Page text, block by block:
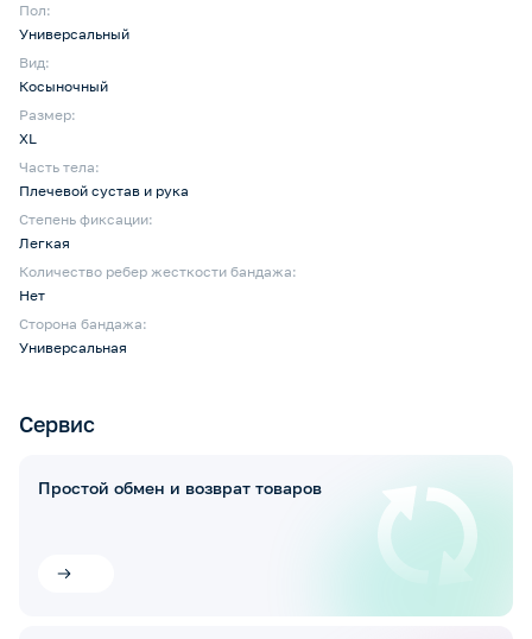
Пол:
Универсальный
Вид:
Косыночный
Размер:
XL
Часть тела:
Плечевой сустав и рука
Степень фиксации:
Легкая
Количество ребер жесткости бандажа:
Нет
Сторона бандажа:
Универсальная
Сервис
Простой обмен и возврат товаров